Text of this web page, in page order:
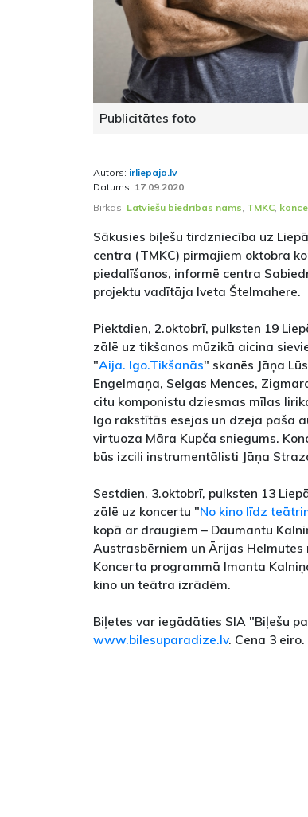
Publicitātes foto
Autors: irliepaja.lv
Datums: 17.09.2020
Birkas: Latviešu biedrības nams, TMKC,
Sākusies biļešu tirdzniecība uz
centra (TMKC) pirmajiem oktobra
piedalīšanos, informē centra
projektu vadītāja Iveta Štelmahere.
Piektdien, 2.oktobrī, pulksten 19
zālē uz tikšanos mūzikā aicina
"Aija. Igo.Tikšanās" skanēs Jāņa
Engelmaņa, Selgas Mences,
citu komponistu dziesmas mīlas
Igo rakstītās esejas un dzeja paša
virtuoza Māra Kupča sniegums.
būs izcili instrumentālisti Jāņa
Sestdien, 3.oktobrī, pulksten 13
zālē uz koncertu "No kino līdz
kopā ar draugiem – Daumantu
Austrasbērniem un Ārijas
Koncerta programmā Imanta
kino un teātra izrādēm.
Biļetes var iegādāties SIA "Biļešu
www.bilesuparadize.lv. Cena 3 eiro.